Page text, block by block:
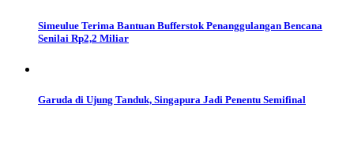
Simeulue Terima Bantuan Bufferstok Penanggulangan Bencana
Senilai Rp2,2 Miliar
Garuda di Ujung Tanduk, Singapura Jadi Penentu Semifinal